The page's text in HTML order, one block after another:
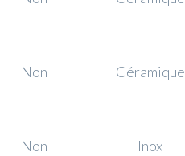
Non Céramique
Non Inox